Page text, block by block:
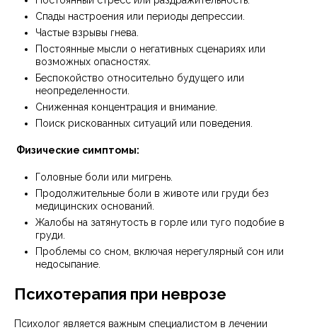
Спады настроения или периоды депрессии.
Частые взрывы гнева.
Постоянные мысли о негативных сценариях или
возможных опасностях.
Беспокойство относительно будущего или
неопределенности.
Сниженная концентрация и внимание.
Поиск рискованных ситуаций или поведения.
Физические симптомы:
Головные боли или мигрень.
Продолжительные боли в животе или груди без
медицинских оснований.
Жалобы на затянутость в горле или туго подобие в
груди.
Проблемы со сном, включая нерегулярный сон или
недосыпание.
Психотерапия при неврозе
Психолог является важным специалистом в лечении